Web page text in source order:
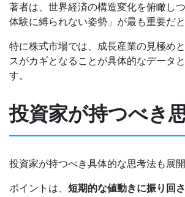
著者は、世界経済の構造変化を俯瞰し
体験に縛られない姿勢」が最も重要だ
特に株式市場では、成長産業の見極め
スがカギとなることが具体的なデータ
す。
投資家が持つべき
投資家が持つべき具体的な思考法も展開
ポイントは、 短期的な値動きに振り回